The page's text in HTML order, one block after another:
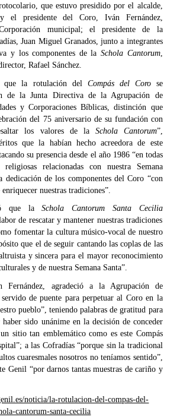
que estuvo presidido por el alcalde,
el presidente del Coro, Iván Fernández,
municipal; el presidente de la
Juan Miguel Granados, junto a integrantes
y los componentes de la Schola Cantorum,
Rafael Sánchez.
que la rotulación del Compás del Corose
de la Junta Directiva de la Agrupación de
y Corporaciones Bíblicas, distinción que
del 75 aniversario de su fundación con
los valores de la Schola Cantorum”,
que la habían hecho acreedora de este
su presencia desde el año 1986 “en todas
religiosas relacionadas con nuestra Semana
dedicación de los componentes del Coro “con
nuestras tradiciones”.
que laSchola Cantorum Santa Cecilia
de rescatar y mantener nuestras tradiciones
fomentar la cultura músico-vocal de nuestro
que el de seguir cantando las coplas de las
y sincera para el mayor reconocimiento
y de nuestra Semana Santa”.
Fernández, agradeció a la Agrupación de
de puente para perpetuar al Coro en la
pueblo”, teniendo palabras de gratitud para
sido unánime en la decisión de conceder
sitio tan emblemático como es este Compás
a las Cofradías “porque sin la tradicional
cuaresmales nosotros no teníamos sentido”,
Genil “por darnos tantas muestras de cariño y
noticia/la-rotulacion-del-compas-del-
cantorum-santa-cecilia